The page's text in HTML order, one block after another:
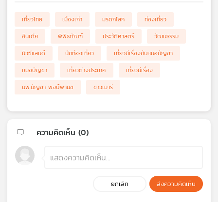
เที่ยวไทย เมืองเก่า มรดกโลก
ท่องเที่ยว
อินเดีย
พิพิธภัณฑ์ ประวัติศาสตร์
วัฒนธรรม
นิวซีแลนด์
นักท่องเที่ยว
เที่ยวมีเรื่องกับหมอบัญชา
หมอบัญชา
เที่ยวต่างประเทศ
เที่ยวมีเรื่อง
นพ.บัญชา พงษ์พานิช
ชาวเมารี
ความคิดเห็น (0)
ยกเลิก ส่งความคิดเห็น